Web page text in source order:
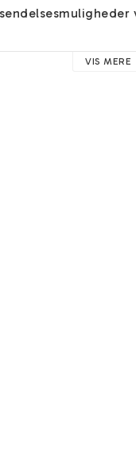
VIS MERE